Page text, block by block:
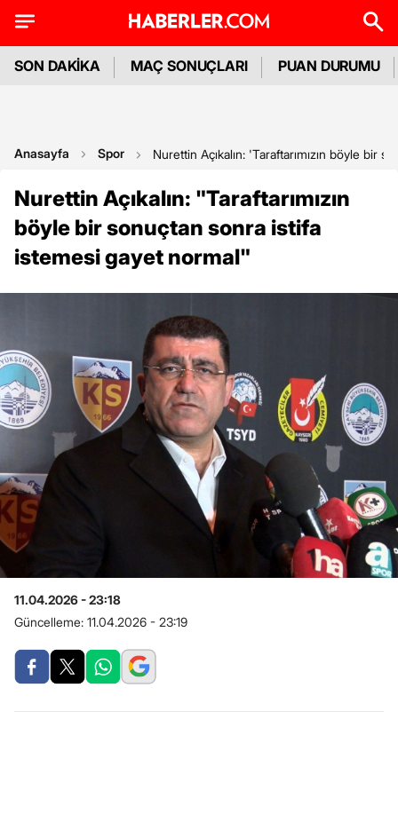
SON DAKİKA MAÇ SONUÇLARI PUAN DURUMU
Anasayfa Spor Nurettin Açıkalın: 'Taraftarımızın böyle bir
Nurettin Açıkalın: "Taraftarımızın
böyle bir sonuçtan sonra istifa
istemesi gayet normal"
11.04.2026 - 23:18
Güncelleme: 11.04.2026 - 23:19